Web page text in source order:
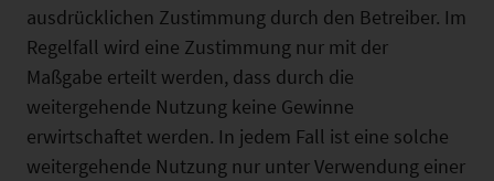
ausdrücklichen Zustimmung durch den Betreiber. Im
Regelfall wird eine Zustimmung nur mit der
Maßgabe erteilt werden, dass durch die
weitergehende Nutzung keine Gewinne
erwirtschaftet werden. In jedem Fall ist eine solche
weitergehende Nutzung nur unter Verwendung einer